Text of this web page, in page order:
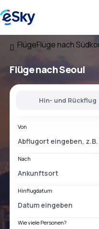
FlügeFlüge nach
Flüge nach Seoul
Hin- und Rückflug
Von
Nach
Hinflugdatum
Wie viele Personen?